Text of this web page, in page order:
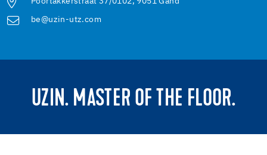
be@uzin-utz.com
UZIN. MASTER OF THE FLOOR.